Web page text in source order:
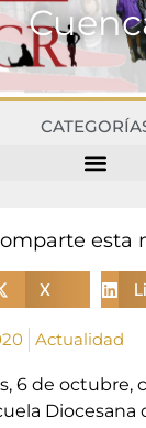
esta
X
Actualidad
6 de octubre,
Diocesana